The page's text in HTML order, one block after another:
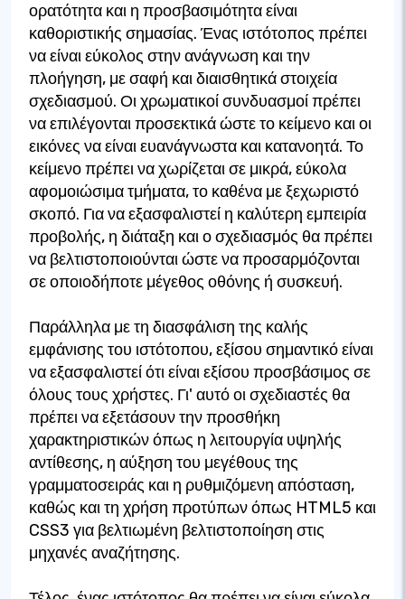
ορατότητα και η προσβασιμότητα είναι
καθοριστικής σημασίας. Ένας ιστότοπος πρέπει
να είναι εύκολος στην ανάγνωση και την
πλοήγηση, με σαφή και διαισθητικά στοιχεία
σχεδιασμού. Οι χρωματικοί συνδυασμοί πρέπει
να επιλέγονται προσεκτικά ώστε το κείμενο και οι
εικόνες να είναι ευανάγνωστα και κατανοητά. Το
κείμενο πρέπει να χωρίζεται σε μικρά, εύκολα
αφομοιώσιμα τμήματα, το καθένα με ξεχωριστό
σκοπό. Για να εξασφαλιστεί η καλύτερη εμπειρία
προβολής, η διάταξη και ο σχεδιασμός θα πρέπει
να βελτιστοποιούνται ώστε να προσαρμόζονται
σε οποιοδήποτε μέγεθος οθόνης ή συσκευή.
Παράλληλα με τη διασφάλιση της καλής
εμφάνισης του ιστότοπου, εξίσου σημαντικό είναι
να εξασφαλιστεί ότι είναι εξίσου προσβάσιμος σε
όλους τους χρήστες. Γι' αυτό οι σχεδιαστές θα
πρέπει να εξετάσουν την προσθήκη
χαρακτηριστικών όπως η λειτουργία υψηλής
αντίθεσης, η αύξηση του μεγέθους της
γραμματοσειράς και η ρυθμιζόμενη απόσταση,
καθώς και τη χρήση προτύπων όπως HTML5 και
CSS3 για βελτιωμένη βελτιστοποίηση στις
μηχανές αναζήτησης.